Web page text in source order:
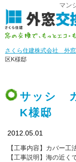
マン
さくら住建株式会社 外
区K様邸
サッシ
K様邸
2012.05.01
【工事内容】カバー工
【工事説明】海の近